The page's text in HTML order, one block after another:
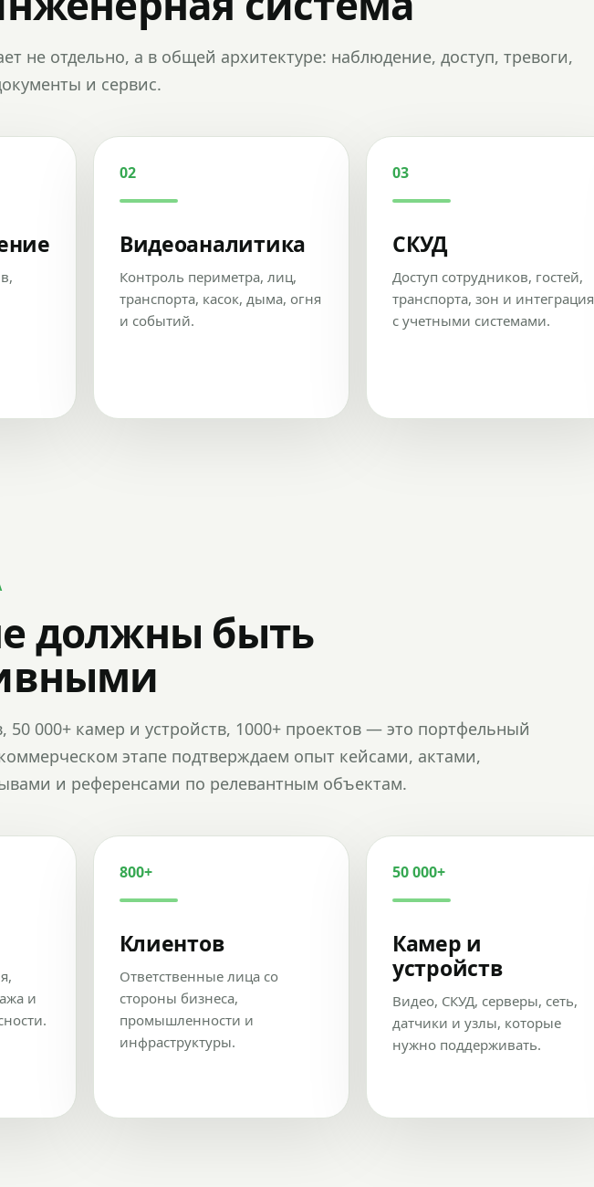
не отдельно, а в общей архитектуре: наблюдение, доступ, тревоги,
и сервис.
02
Видеоаналитика
Контроль периметра, лиц,
транспорта, касок, дыма, огня
и событий.
03
СКУД
Доступ сотрудников, гостей,
транспорта, зон и интеграция
с учетными системами.
должны быть
50 000+ камер и устройств, 1000+ проектов — это портфельный
этапе подтверждаем опыт кейсами, актами,
и референсами по релевантным объектам.
и
800+
Клиентов
Ответственные лица со
стороны бизнеса,
промышленности и
инфраструктуры.
50 000+
Камер и
устройств
Видео, СКУД, серверы, сеть,
датчики и узлы, которые
нужно поддерживать.